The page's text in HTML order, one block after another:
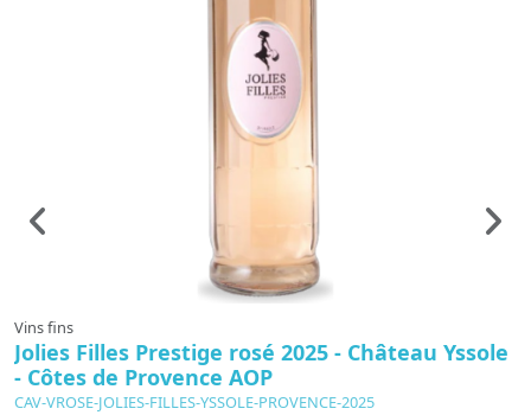
Vins fins
Jolies Filles Prestige rosé 2025 - Château Yssole
- Côtes de Provence AOP
CAV-VROSE-JOLIES-FILLES-YSSOLE-PROVENCE-2025